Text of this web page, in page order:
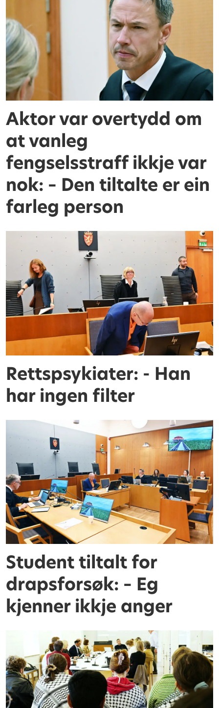
Aktor var overtydd om
at vanleg
fengselsstraff ikkje var
nok: – Den tiltalte er ein
farleg person
Rettspsykiater: - Han
har ingen filter
Student tiltalt for
drapsforsøk: – Eg
kjenner ikkje anger